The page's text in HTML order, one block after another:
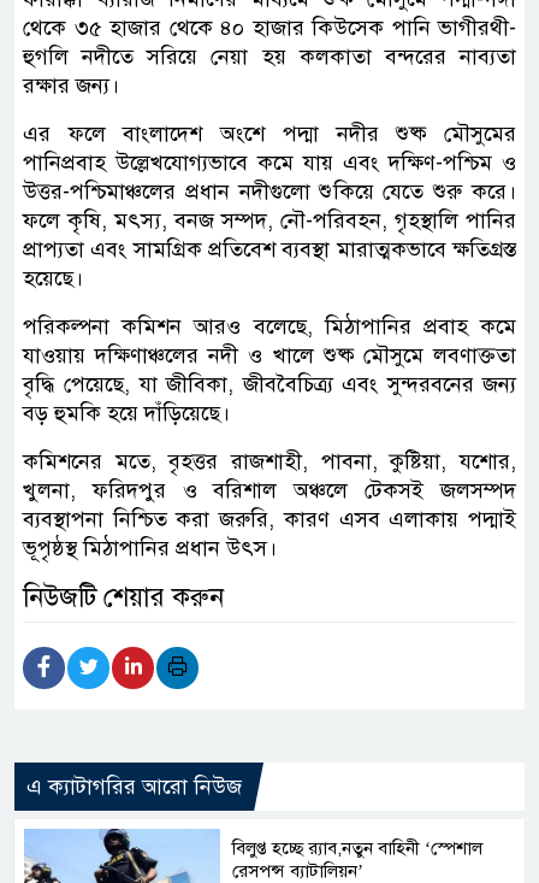
থেকে ৩৫ হাজার থেকে ৪০ হাজার কিউসেক পানি ভাগীরথী-
হুগলি নদীতে সরিয়ে নেয়া হয় কলকাতা বন্দরের নাব্যতা
রক্ষার জন্য।
এর ফলে বাংলাদেশ অংশে পদ্মা নদীর শুষ্ক মৌসুমের
পানিপ্রবাহ উল্লেখযোগ্যভাবে কমে যায় এবং দক্ষিণ-পশ্চিম ও
উত্তর-পশ্চিমাঞ্চলের প্রধান নদীগুলো শুকিয়ে যেতে শুরু করে।
ফলে কৃষি, মৎস্য, বনজ সম্পদ, নৌ-পরিবহন, গৃহস্থালি পানির
প্রাপ্যতা এবং সামগ্রিক প্রতিবেশ ব্যবস্থা মারাত্মকভাবে ক্ষতিগ্রস্ত
হয়েছে।
পরিকল্পনা কমিশন আরও বলেছে, মিঠাপানির প্রবাহ কমে
যাওয়ায় দক্ষিণাঞ্চলের নদী ও খালে শুষ্ক মৌসুমে লবণাক্ততা
বৃদ্ধি পেয়েছে, যা জীবিকা, জীববৈচিত্র্য এবং সুন্দরবনের জন্য
বড় হুমকি হয়ে দাঁড়িয়েছে।
কমিশনের মতে, বৃহত্তর রাজশাহী, পাবনা, কুষ্টিয়া, যশোর,
খুলনা, ফরিদপুর ও বরিশাল অঞ্চলে টেকসই জলসম্পদ
ব্যবস্থাপনা নিশ্চিত করা জরুরি, কারণ এসব এলাকায় পদ্মাই
ভূপৃষ্ঠস্থ মিঠাপানির প্রধান উৎস।
নিউজটি শেয়ার করুন
এ ক্যাটাগরির আরো নিউজ
বিলুপ্ত হচ্ছে র‍্যাব,নতুন বাহিনী ‘স্পেশাল
রেসপন্স ব্যাটালিয়ন’